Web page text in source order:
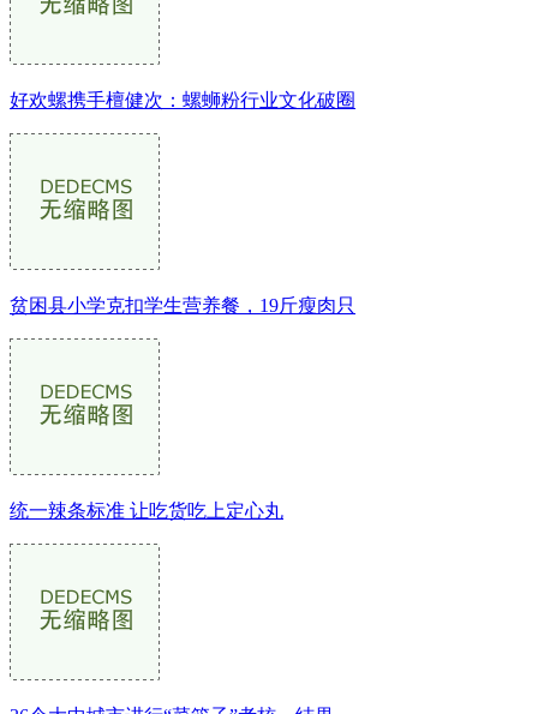
好欢螺携手檀健次：螺蛳粉行业文化破圈
贫困县小学克扣学生营养餐，19斤瘦肉只
统一辣条标准 让吃货吃上定心丸